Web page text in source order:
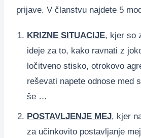
prijave. V članstvu najdete 5
KRIZNE SITUACIJE, kjer so
ideje za to, kako ravnati z
ločitveno stisko, otrokovo
reševati napete odnose med
še …
POSTAVLJENJE MEJ, kjer
za učinkovito postavljanje